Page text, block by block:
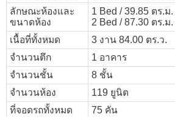
ลักษณะห้องและ
ขนาดห้อง
1 Bed / 39.85 ตร.ม.
2 Bed / 87.30 ตร.ม.
เนื้อที่ทั้งหมด
3 งาน 84.00 ตร.ว.
จำนวนตึก
1 อาคาร
จำนวนชั้น
8 ชั้น
จำนวนห้อง
119 ยูนิต
ที่จอดรถทั้งหมด
75 คัน